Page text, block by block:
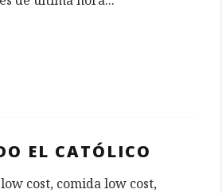
EL CATÓLICO
cost, comida low cost,